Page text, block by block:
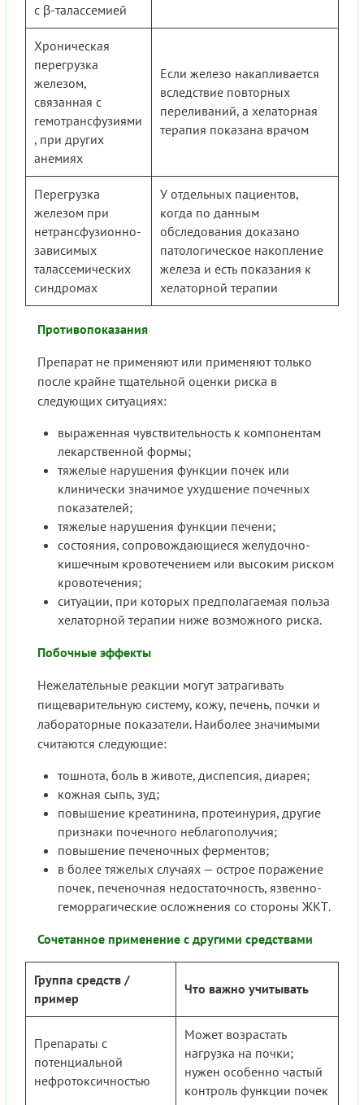
с β-талассемией
Хроническая
перегрузка
железом,
связанная с
гемотрансфузиями
, при других
анемиях
Если железо накапливается
вследствие повторных
переливаний, а хелаторная
терапия показана врачом
Перегрузка
железом при
нетрансфузионно-
зависимых
талассемических
синдромах
У отдельных пациентов,
когда по данным
обследования доказано
патологическое накопление
железа и есть показания к
хелаторной терапии
Противопоказания
Препарат не применяют или применяют только
после крайне тщательной оценки риска в
следующих ситуациях:
выраженная чувствительность к компонентам
лекарственной формы;
тяжелые нарушения функции почек или
клинически значимое ухудшение почечных
показателей;
тяжелые нарушения функции печени;
состояния, сопровождающиеся желудочно-
кишечным кровотечением или высоким риском
кровотечения;
ситуации, при которых предполагаемая польза
хелаторной терапии ниже возможного риска.
Побочные эффекты
Нежелательные реакции могут затрагивать
пищеварительную систему, кожу, печень, почки и
лабораторные показатели. Наиболее значимыми
считаются следующие:
тошнота, боль в животе, диспепсия, диарея;
кожная сыпь, зуд;
повышение креатинина, протеинурия, другие
признаки почечного неблагополучия;
повышение печеночных ферментов;
в более тяжелых случаях — острое поражение
почек, печеночная недостаточность, язвенно-
геморрагические осложнения со стороны ЖКТ.
Сочетанное применение с другими средствами
Группа средств /
пример
Что важно учитывать
Препараты с
потенциальной
нефротоксичностью
Может возрастать
нагрузка на почки;
нужен особенно частый
контроль функции почек